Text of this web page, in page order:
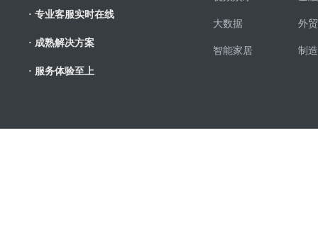
· 专业客服实时在线
· 成熟解决方案
· 服务体验至上
大数据 外
智能家居 制